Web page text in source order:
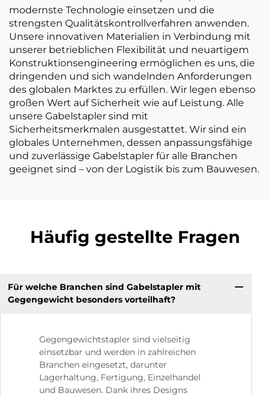
modernste Technologie einsetzen und die
strengsten Qualitätskontrollverfahren anwenden.
Unsere innovativen Materialien in Verbindung mit
unserer betrieblichen Flexibilität und neuartigem
Konstruktionsengineering ermöglichen es uns, die
dringenden und sich wandelnden Anforderungen
des globalen Marktes zu erfüllen. Wir legen ebenso
großen Wert auf Sicherheit wie auf Leistung. Alle
unsere Gabelstapler sind mit
Sicherheitsmerkmalen ausgestattet. Wir sind ein
globales Unternehmen, dessen anpassungsfähige
und zuverlässige Gabelstapler für alle Branchen
geeignet sind – von der Logistik bis zum Bauwesen.
Häufig gestellte Fragen
Für welche Branchen sind Gabelstapler mit
Gegengewicht besonders vorteilhaft?
Gegengewichtstapler sind vielseitig
einsetzbar und werden in zahlreichen
Branchen eingesetzt, darunter
Lagerhaltung, Fertigung, Einzelhandel
und Bauwesen. Dank ihres Designs